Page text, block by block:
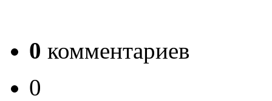
0 комментариев
0